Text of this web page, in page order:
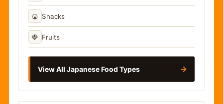
🍘 Snacks
🍓 Fruits
View All Japanese Food Types →